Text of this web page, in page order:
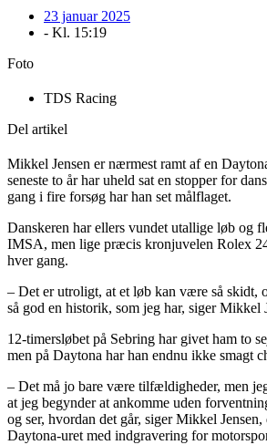
23 januar 2025
- Kl. 15:19
Foto
TDS Racing
Del artikel
Mikkel Jensen er nærmest ramt af en
seneste to år har uheld sat en stopper for
gang i fire forsøg har han set målflaget.
Danskeren har ellers vundet utallige løb og
IMSA, men lige præcis kronjuvelen Rolex
hver gang.
– Det er utroligt, at et løb kan være så skidt,
så god en historik, som jeg har, siger Mikkel
12-timersløbet på Sebring har givet ham to
men på Daytona har han endnu ikke smagt
– Det må jo bare være tilfældigheder, men
at jeg begynder at ankomme uden
og ser, hvordan det går, siger Mikkel
Daytona-uret med indgravering for